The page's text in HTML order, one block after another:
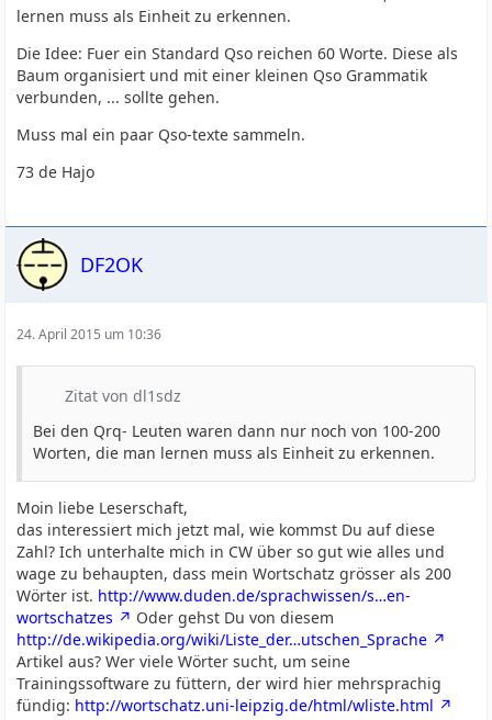
lernen muss als Einheit zu erkennen.
Die Idee: Fuer ein Standard Qso reichen 60 Worte. Diese als
Baum organisiert und mit einer kleinen Qso Grammatik
verbunden, ... sollte gehen.
Muss mal ein paar Qso-texte sammeln.
73 de Hajo
DF2OK
24. April 2015 um 10:36
Zitat von dl1sdz
Bei den Qrq- Leuten waren dann nur noch von 100-200
Worten, die man lernen muss als Einheit zu erkennen.
Moin liebe Leserschaft,
das interessiert mich jetzt mal, wie kommst Du auf diese
Zahl? Ich unterhalte mich in CW über so gut wie alles und
wage zu behaupten, dass mein Wortschatz grösser als 200
Wörter ist. http://www.duden.de/sprachwissen/s…en-
wortschatzes
Oder gehst Du von diesem
http://de.wikipedia.org/wiki/Liste_der…utschen_Sprache
Artikel aus? Wer viele Wörter sucht, um seine
Trainingssoftware zu füttern, der wird hier mehrsprachig
fündig: http://wortschatz.uni-leipzig.de/html/wliste.html